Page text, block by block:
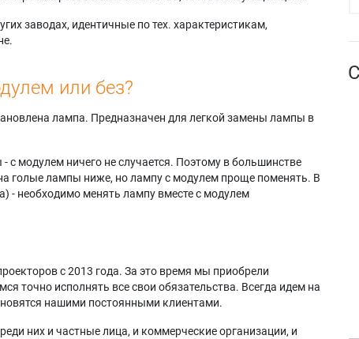
заводах, идентичные по тех. характеристикам,
или без?
лампа. Предназначен для легкой замены лампы в
модулем ничего не случается. Поэтому в большинстве
голые лампы ниже, но лампу с модулем проще поменять. В
- необходимо менять лампу вместе с модулем
с 2013 года. За это время мы приобрели
точно исполнять все свои обязательства. Всегда идем на
нашими постоянными клиентами.
них и частные лица, и коммерческие организации, и